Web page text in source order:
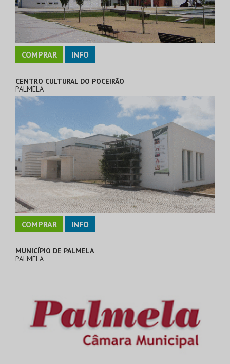
COMPRAR INFO
CENTRO CULTURAL DO POCEIRÃO
PALMELA
COMPRAR INFO
MUNICÍPIO DE PALMELA
PALMELA